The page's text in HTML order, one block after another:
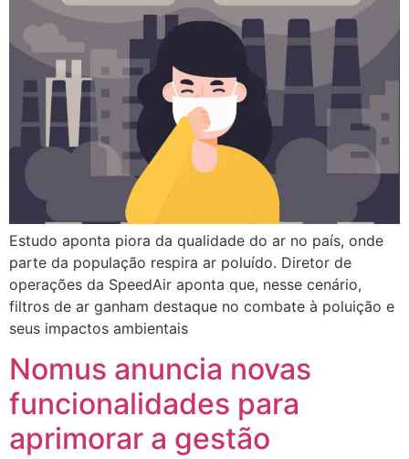
Estudo aponta piora da qualidade do ar no país, onde
parte da população respira ar poluído. Diretor de
operações da SpeedAir aponta que, nesse cenário,
filtros de ar ganham destaque no combate à poluição e
seus impactos ambientais
Nomus anuncia novas
funcionalidades para
aprimorar a gestão